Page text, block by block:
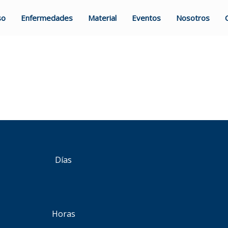
Enfermedades Material Eventos Nosotros
Días
Horas